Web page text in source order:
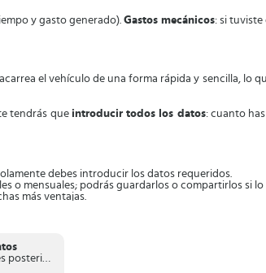
y gasto generado). Gastos mecánicos: si tuviste
el vehículo de una forma rápida y sencilla, lo
tendrás que introducir todos los datos: cuanto
debes introducir los datos requeridos.
o mensuales; podrás guardarlos o compartirlos si lo
más ventajas.
4.1 y versiones posteriores